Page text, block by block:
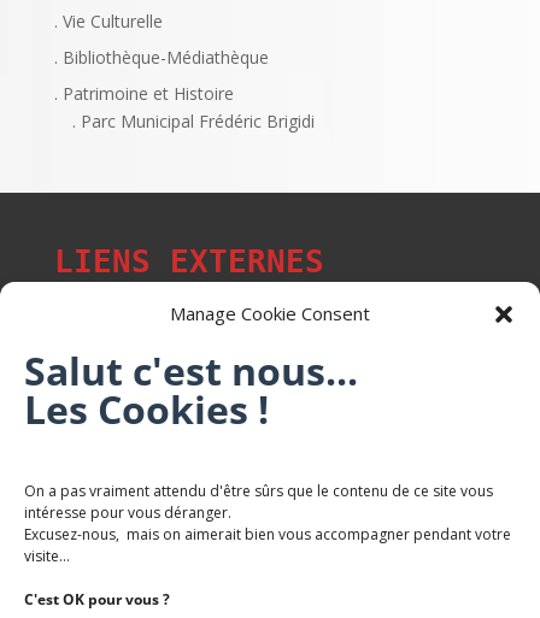
Manage Cookie Consent
Salut c'est nous...
Les Cookies !
On a pas vraiment attendu d'être sûrs que le contenu de ce site vous
intéresse pour vous déranger.
Excusez-nous, mais on aimerait bien vous accompagner pendant votre
visite...
C'est OK pour vous ?
. Vie Culturelle
. Bibliothèque-Médiathèque
. Patrimoine et Histoire
. Parc Municipal Frédéric Brigidi
LIENS EXTERNES
Les p'tits citoyens de Mont-Saint-Martin
Trail Saintmartinois Daniel FEITE
Karaté Mont Saint Martin